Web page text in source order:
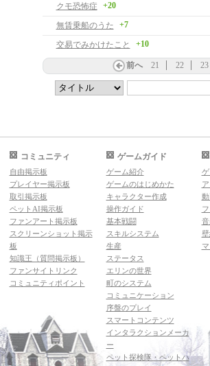
クモ恐怖症
+20
無賃乗船のうた +7
交易でみかけたこと +10
前へ 21 22 23
コミュニティ
自由掲示板
プレイヤー掲示板
取引掲示板
ペットAI掲示板
ファンアート掲示板
スクリーンショット掲示
板
知識王（質問掲示板）
ファンサイトリンク
コミュニティポイント
ゲームガイド
ゲーム紹介
ゲームのはじめかた
キャラクター作成
操作ガイド
基本戦闘
スキルシステム
生産
ステータス
エリンの世界
町のシステム
コミュニケーション
序盤のプレイ
スマートコンテンツ
インタラクションメーカ
ー
ペット探検隊・ペットハ